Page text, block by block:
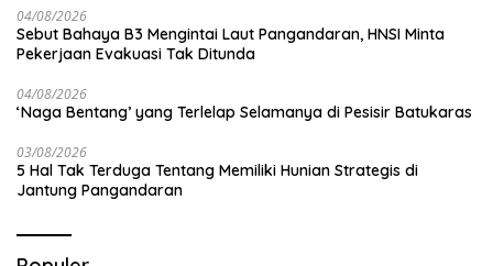
04/08/2026
Sebut Bahaya B3 Mengintai Laut Pangandaran, HNSI Minta
Pekerjaan Evakuasi Tak Ditunda
04/08/2026
‘Naga Bentang’ yang Terlelap Selamanya di Pesisir Batukaras
03/08/2026
5 Hal Tak Terduga Tentang Memiliki Hunian Strategis di
Jantung Pangandaran